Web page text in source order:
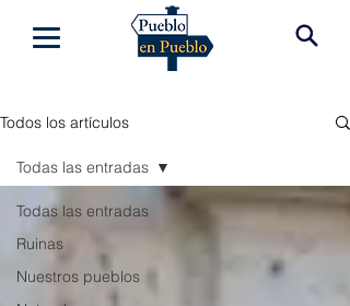
Todos los artículos
Todas las entradas
Ruinas
Nuestros pueblos
Todas las entradas